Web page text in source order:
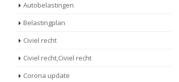
Autobelastingen
Belastingplan
Civiel recht
Civiel recht,Civiel recht
Corona update